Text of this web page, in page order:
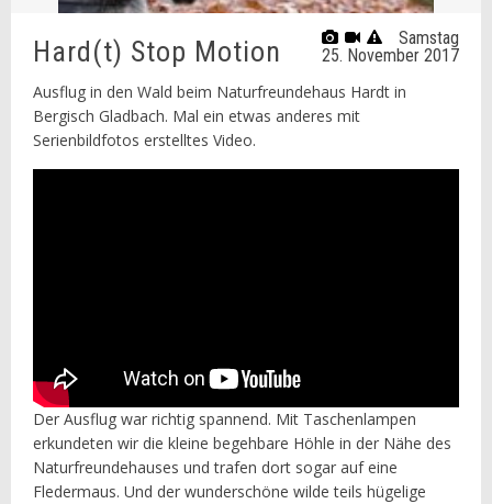
Samstag
25. November 2017
Hard(t) Stop Motion
Ausflug in den Wald beim Naturfreundehaus Hardt in
Bergisch Gladbach. Mal ein etwas anderes mit
Serienbildfotos erstelltes Video.
Der Ausflug war richtig spannend. Mit Taschenlampen
erkundeten wir die kleine begehbare Höhle in der Nähe des
Naturfreundehauses und trafen dort sogar auf eine
Fledermaus. Und der wunderschöne wilde teils hügelige